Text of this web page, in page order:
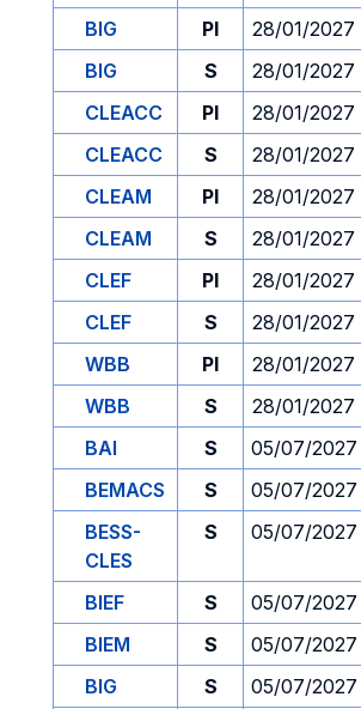
BIG
PI 28/01/2027
BIG
S 28/01/2027
CLEACC
PI 28/01/2027
CLEACC
S 28/01/2027
CLEAM
PI 28/01/2027
CLEAM
S 28/01/2027
CLEF
PI 28/01/2027
CLEF
S 28/01/2027
WBB
PI 28/01/2027
WBB
S 28/01/2027
BAI
S 05/07/2027
BEMACS
S 05/07/2027
BESS-
CLES
S 05/07/2027
BIEF S 05/07/2027
BIEM
S 05/07/2027
BIG
S 05/07/2027